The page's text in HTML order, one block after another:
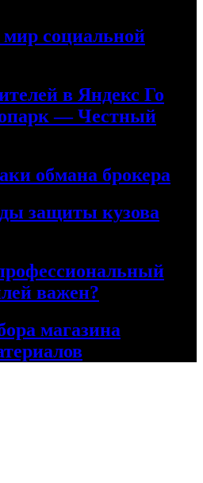
социальной
в Яндекс Го
— Честный
обмана брокера
защиты кузова
важен?
магазина